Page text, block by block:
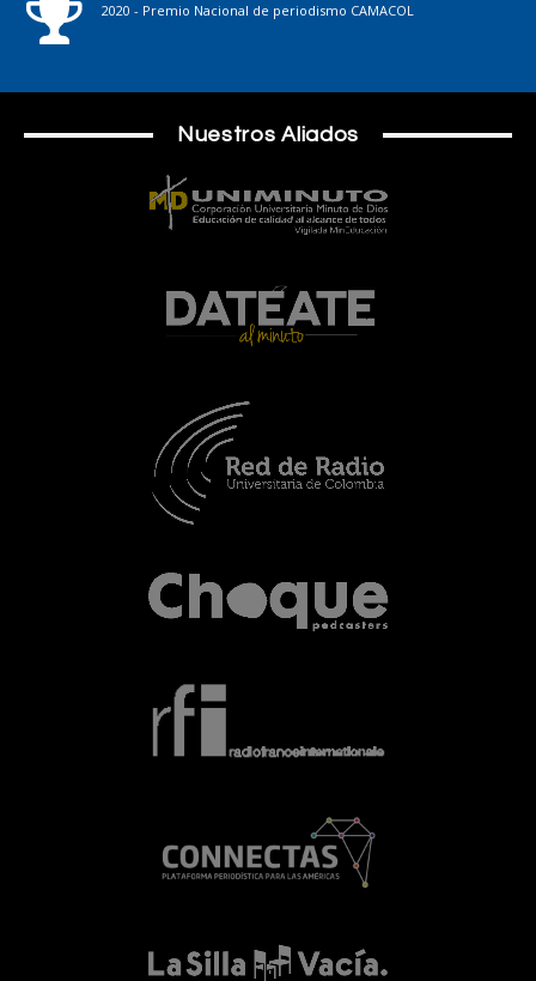
2020 - Premio Nacional de periodismo CAMACOL
Nuestros Aliados